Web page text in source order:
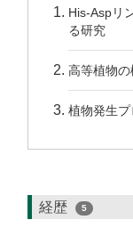
His-Aspリ
る研究
高等植物
植物発生
経歴 5